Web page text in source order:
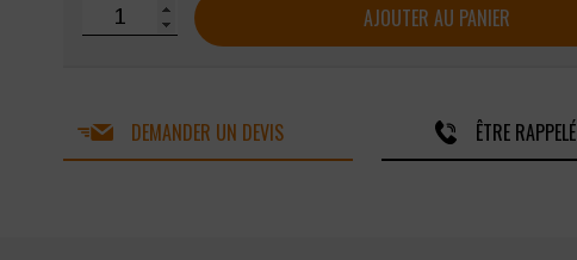
quantité de Blouse Cepovett Salina Atex 260 XP
AJOUTER AU PANIER
DEMANDER UN DEVIS ÊTRE RAPPELÉ